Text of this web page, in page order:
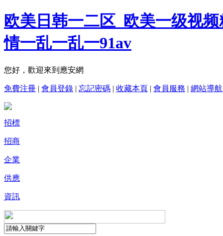
欧美日韩一二区_欧美一级视
情一乱一乱一91av
您好，歡迎來到應安網
免費注冊 | 會員登錄 | 忘記密碼 | 收藏本頁 | 會員服務 | 網站導航
招標
招商
企業
供應
資訊